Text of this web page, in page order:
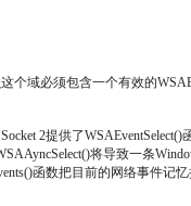
域必须包含一个有效的
2提供了
将导致一条
函数把目前的网络事件